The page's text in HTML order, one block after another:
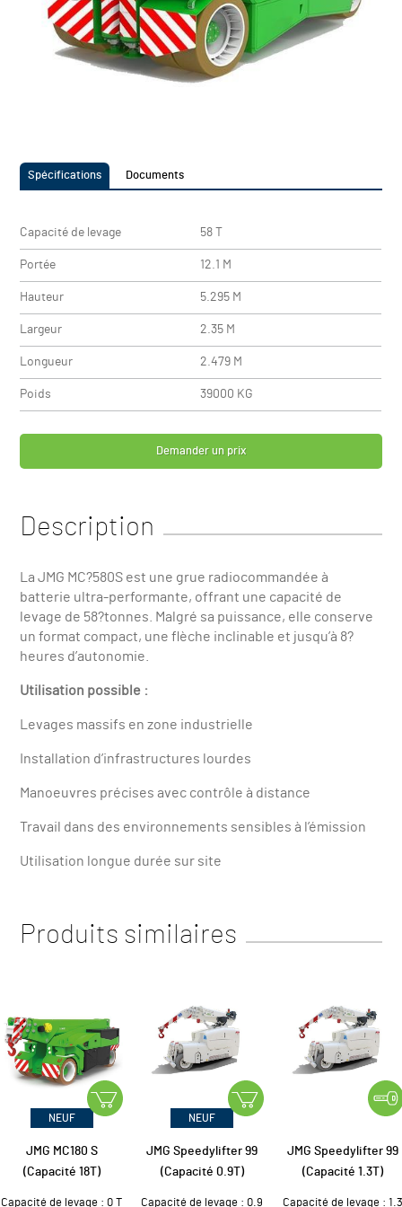
Spécifications Documents
Capacité de levage 58 T
Portée 12.1 M
Hauteur 5.295 M
Largeur 2.35 M
Longueur 2.479 M
Poids 39000 KG
Demander un prix
Description
La JMG MC?580S est une grue radiocommandée à
batterie ultra-performante, offrant une capacité de
levage de 58?tonnes. Malgré sa puissance, elle conserve
un format compact, une flèche inclinable et jusqu’à 8?
heures d’autonomie.
Utilisation possible :
Levages massifs en zone industrielle
Installation d’infrastructures lourdes
Manoeuvres précises avec contrôle à distance
Travail dans des environnements sensibles à l’émission
Utilisation longue durée sur site
Produits similaires
NEUF
JMG MC180 S
(Capacité 18T)
Capacité de levage : 0 T
NEUF
JMG Speedylifter 99
(Capacité 0.9T)
Capacité de levage : 0.9
JMG Speedylifter 99
(Capacité 1.3T)
Capacité de levage : 1.3